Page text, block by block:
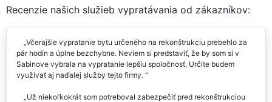
Recenzie našich služieb vypratávania od zákazníkov:
Včerajšie vypratanie bytu určeného na rekonštrukciu prebehlo za
pár hodín a úplne bezchybne. Neviem si predstaviť, že by som si v
Sabinove vybrala na vypratanie lepšiu spoločnosť. Určite budem
využívať aj naďalej služby tejto firmy.
Už niekoľkokrát som potreboval zabezpečiť pred rekonštrukciou